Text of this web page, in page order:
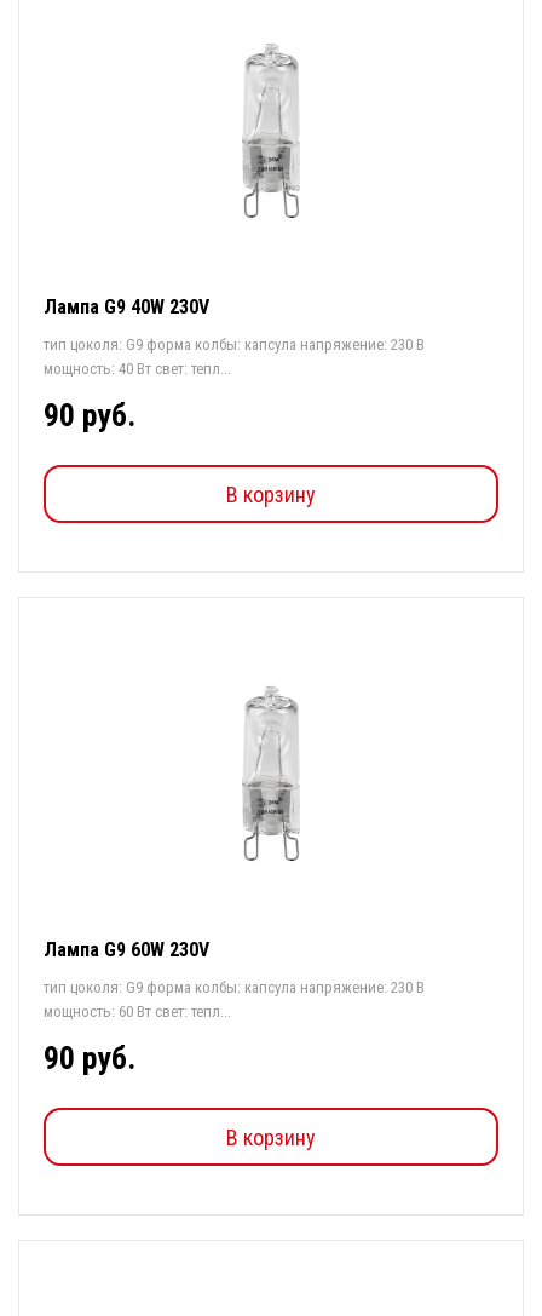
Лампа G9 40W 230V
тип цоколя: G9 форма колбы: капсула напряжение: 230 В
мощность: 40 Вт свет: тепл...
90 руб.
В корзину
Лампа G9 60W 230V
тип цоколя: G9 форма колбы: капсула напряжение: 230 В
мощность: 60 Вт свет: тепл...
90 руб.
В корзину